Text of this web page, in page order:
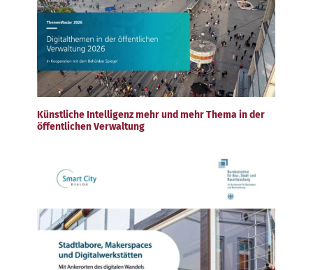
Künstliche Intelligenz mehr und mehr Thema in der
öffentlichen Verwaltung